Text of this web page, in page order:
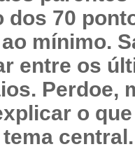
dos 70
mínimo.
entre os
Perdoe,
o